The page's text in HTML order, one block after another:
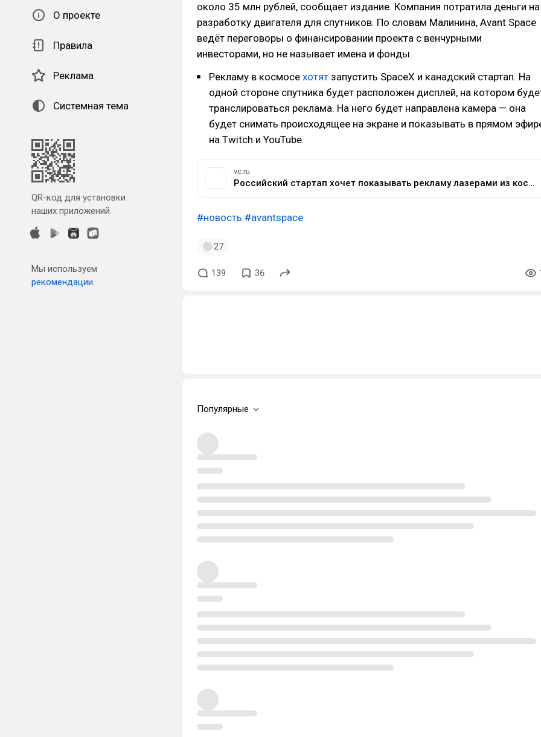
О проекте
Правила
Реклама
Системная тема
QR-код для установки
наших приложений.
Мы используем
рекомендации.
около 35 млн рублей, сообщает издание. Компания потратила деньги на
разработку двигателя для спутников. По словам Малинина, Avant Space
ведёт переговоры о финансировании проекта с венчурными
инвесторами, но не называет имена и фонды.
Рекламу в космосе хотят запустить SpaceX и канадский стартап. На
одной стороне спутника будет расположен дисплей, на котором
транслироваться реклама. На него будет направлена камера — она
будет снимать происходящее на экране и показывать в прямом
на Twitch и YouTube.
vc.ru
Российский стартап хочет показывать рекламу лазерами из космоса: насколько это реально и какие есть сомнения — Маркетинг на vc.ru
#новость #avantspace
27
139 36
Популярные